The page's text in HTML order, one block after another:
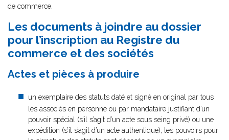
de commerce.
Les documents à joindre au dossier
pour l’inscription au Registre du
commerce et des sociétés
Actes et pièces à produire
un exemplaire des statuts daté et signé en original par tous
les associés en personne ou par mandataire justifiant d’un
pouvoir spécial (s’il s’agit d’un acte sous seing privé) ou une
expédition (s’il s’agit d’un acte authentique); les pouvoirs pour